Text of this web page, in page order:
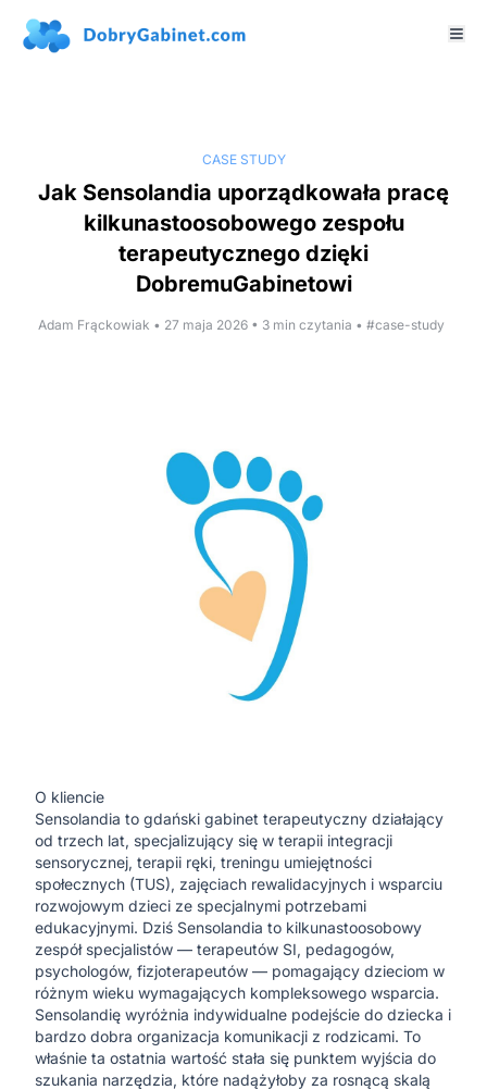
CASE STUDY
Jak Sensolandia uporządkowała pracę
kilkunastoosobowego zespołu
terapeutycznego dzięki
DobremuGabinetowi
Adam Frąckowiak • 27 maja 2026 • 3 min czytania • #case-study
O kliencie
Sensolandia to gdański gabinet terapeutyczny działający
od trzech lat, specjalizujący się w terapii integracji
sensorycznej, terapii ręki, treningu umiejętności
społecznych (TUS), zajęciach rewalidacyjnych i wsparciu
rozwojowym dzieci ze specjalnymi potrzebami
edukacyjnymi. Dziś Sensolandia to kilkunastoosobowy
zespół specjalistów — terapeutów SI, pedagogów,
psychologów, fizjoterapeutów — pomagający dzieciom w
różnym wieku wymagających kompleksowego wsparcia.
Sensolandię wyróżnia indywidualne podejście do dziecka i
bardzo dobra organizacja komunikacji z rodzicami. To
właśnie ta ostatnia wartość stała się punktem wyjścia do
szukania narzędzia, które nadążyłoby za rosnącą skalą